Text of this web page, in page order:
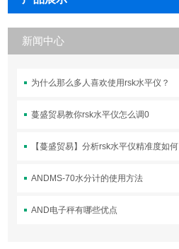
新闻中心
为什么那么多人喜欢使用rsk水平仪？
蔓盛贸易教你rsk水平仪怎么调0
【蔓盛贸易】分析rsk水平仪精准度如何
ANDMS-70水分计的使用方法
AND电子秤有哪些优点